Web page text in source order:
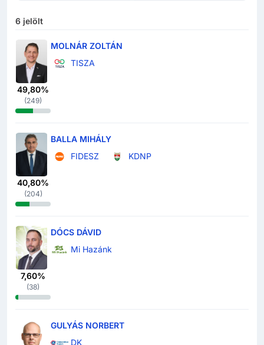
6 jelölt
49,80%
(249)
MOLNÁR ZOLTÁN
TISZA
40,80%
(204)
BALLA MIHÁLY
FIDESZ
KDNP
7,60%
(38)
DÓCS DÁVID
Mi Hazánk
GULYÁS NORBERT
DK